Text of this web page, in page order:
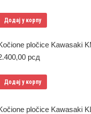
Додај у корпу
pločice Kawasaki
рсд
Додај у корпу
pločice Kawasaki